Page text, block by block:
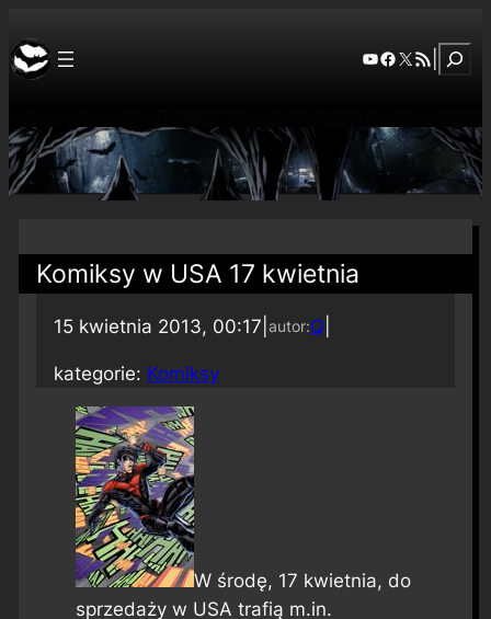
YouTube
Facebook
X RSS Feed
Komiksy w USA 17 kwietnia
15 kwietnia 2013, 00:17 autor:Q
kategorie: Komiksy
W środę, 17 kwietnia, do
sprzedaży w USA trafią m.in.